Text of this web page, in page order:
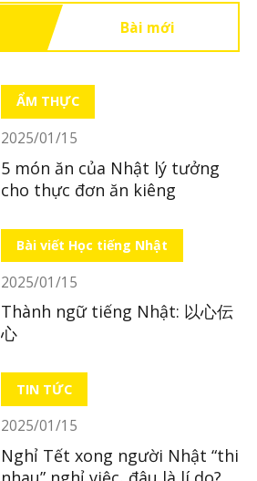
Bài mới
ẨM THỰC
2025/01/15
5 món ăn của Nhật lý tưởng
cho thực đơn ăn kiêng
Bài viết Học tiếng Nhật
2025/01/15
Thành ngữ tiếng Nhật: 以心伝
心
TIN TỨC
2025/01/15
Nghỉ Tết xong người Nhật “thi